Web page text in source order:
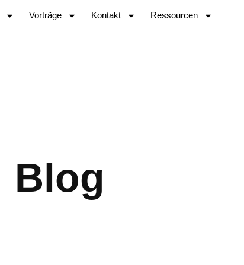
Vorträge Kontakt Ressourcen
Blog